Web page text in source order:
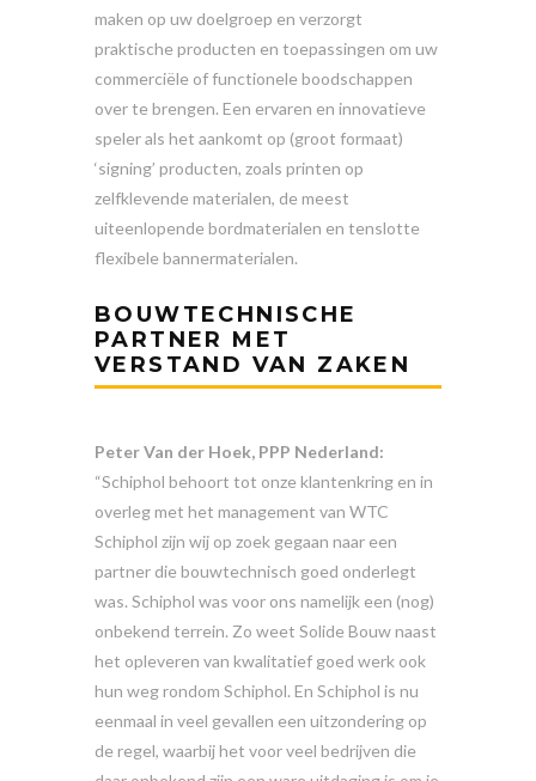
maken op uw doelgroep en verzorgt
praktische producten en toepassingen om uw
commerciële of functionele boodschappen
over te brengen. Een ervaren en innovatieve
speler als het aankomt op (groot formaat)
‘signing’ producten, zoals printen op
zelfklevende materialen, de meest
uiteenlopende bordmaterialen en tenslotte
flexibele bannermaterialen.
BOUWTECHNISCHE
PARTNER MET
VERSTAND VAN ZAKEN
Peter Van der Hoek, PPP Nederland:
“Schiphol behoort tot onze klantenkring en in
overleg met het management van WTC
Schiphol zijn wij op zoek gegaan naar een
partner die bouwtechnisch goed onderlegt
was. Schiphol was voor ons namelijk een (nog)
onbekend terrein. Zo weet Solide Bouw naast
het opleveren van kwalitatief goed werk ook
hun weg rondom Schiphol. En Schiphol is nu
eenmaal in veel gevallen een uitzondering op
de regel, waarbij het voor veel bedrijven die